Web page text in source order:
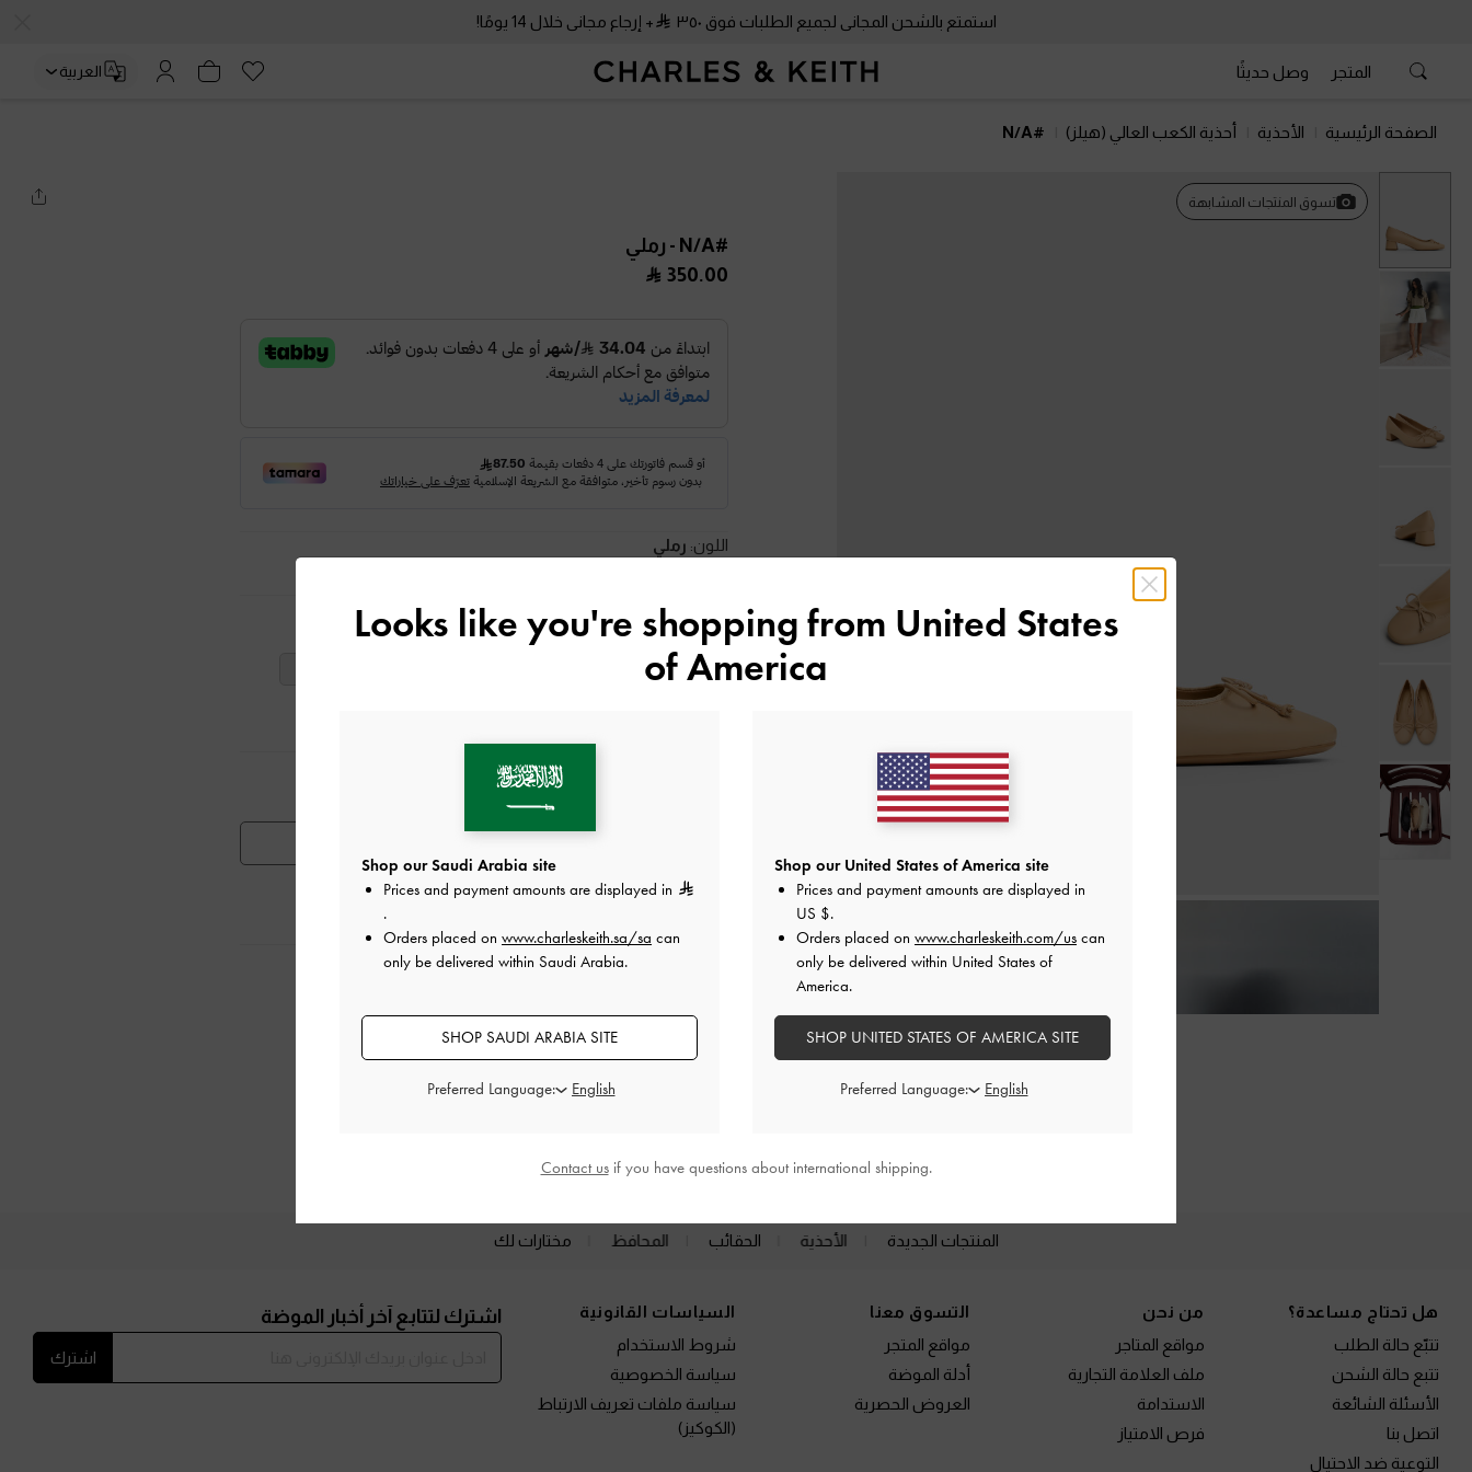
استمتع بالشحن المجاني لجميع الطلبات فوق ٣٥٠ + إرجاع مجاني خلال 14 يومًا!
المتجر وصل حديثًا العربية
الصفحة الرئيسية الأحذية أحذية الكعب العالي (هيلز) #N/A
تسوق المنتجات المشابهة
#N/A
- رملي
350.00
اللون: رملي
المقاس:اختر المقاسدليل المقاسات
34
هل أعجبكَ ما رأيت؟عرض منتجاتٍ مشابهة
أضف إلى قائمة الرغبات
ملاحظات المحرر
الشحن والإرجاع
المنتجات الجديدة الأحذية الحقائب المحافظ مختارات لك
هل تحتاج مساعدة؟
تتبّع حالة الطلب
تتبع حالة الشحن
الأسئلة الشائعة
اتصل بنا
التوعية ضد الاحتيال
من نحن
مواقع المتاجر
ملف العلامة التجارية
الاستدامة
فرص الامتياز
التسوق معنا
مواقع المتجر
أدلة الموضة
العروض الحصرية
السياسات القانونية
شروط الاستخدام
سياسة الخصوصية
سياسة ملفات تعريف الارتباط
(الكوكيز)
اشترك لتتابع آخر أخبار الموضة
اشترك
Looks like you're shopping from United States
of America
Shop our Saudi Arabia site
Prices and payment amounts are displayed in
.
Orders placed on www.charleskeith.sa/sa can
only be delivered within Saudi Arabia.
SHOP SAUDI ARABIA SITE
Preferred Language:
Shop our United States of America site
Prices and payment amounts are displayed in
US $.
Orders placed on www.charleskeith.com/us can
only be delivered within United States of
America.
SHOP UNITED STATES OF AMERICA SITE
Preferred Language:
Contact usif you have questions about international shipping.